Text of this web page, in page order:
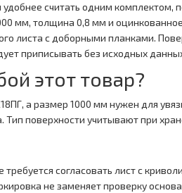
считать одним
мм, толщина 0,8 мм и
листа с доборными планками.
приписывать без исходных
этот товар?
а размер 1000 мм нужен для
Тип поверхности учитывают при
согласовать лист с
не заменяет проверку